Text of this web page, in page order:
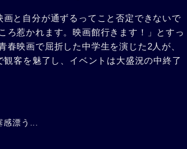
と自分が通ずるってこと否定できないで
ろ惹かれます。映画館行きます！」とすっ
映画で屈折した中学生を演じた2人が、
客を魅了し、イベントは大盛況の中終了
感漂う...